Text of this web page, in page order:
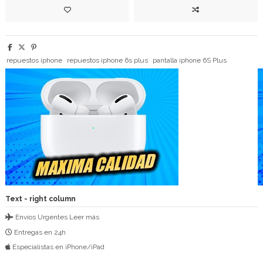
repuestos iphone repuestos iphone 6s plus pantalla iphone 6S Plus
Text - right column
Envios Urgentes Leer más
Entregas en 24h
Especialistas en iPhone/iPad